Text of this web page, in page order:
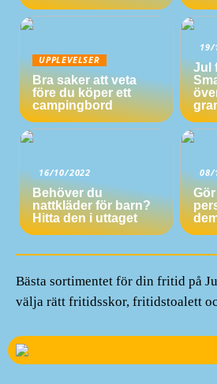
UPPLEVELSER
Bra saker att veta
före du köper ett
campingbord
19/
Jul
16/10/2022
Behöver du
nattkläder för barn?
Hitta den i uttaget
08/
Bästa sortimentet för din fritid på
välja rätt fritidsskor, fritidstoalett